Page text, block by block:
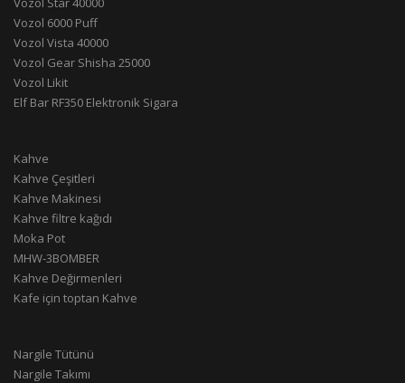
Vozol 6000 Puff
Vozol Vista 40000
Vozol Gear Shisha 25000
Vozol Likit
Elf Bar RF350 Elektronik Sigara
Kahve
Kahve Çeşitleri
Kahve Makinesi
Kahve filtre kağıdı
Moka Pot
MHW-3BOMBER
Kahve Değirmenleri
Kafe için toptan Kahve
Nargile Tütünü
Nargile Takımı